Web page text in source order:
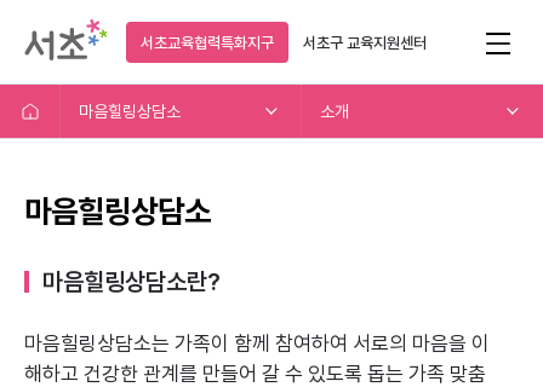
서초교육협력특화지구 서초구교육지원센터
마음힐링상담소 소개
마음힐링상담소
마음힐링상담소란?
마음힐링상담소는 가족이 함께 참여하여 서로의 마음을 이
해하고 건강한 관계를 만들어 갈 수 있도록 돕는 가족 맞춤